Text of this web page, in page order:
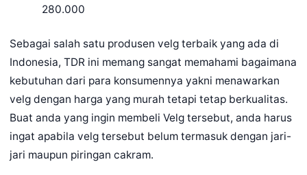
280.000
Sebagai salah satu produsen velg terbaik yang ada di
Indonesia, TDR ini memang sangat memahami bagaimana
kebutuhan dari para konsumennya yakni menawarkan
velg dengan harga yang murah tetapi tetap berkualitas.
Buat anda yang ingin membeli Velg tersebut, anda harus
ingat apabila velg tersebut belum termasuk dengan jari-
jari maupun piringan cakram.